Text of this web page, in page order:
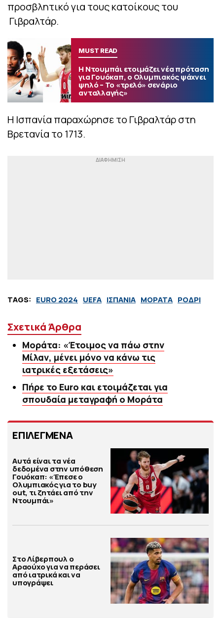
προσβλητικό για τους κατοίκους του
Γιβραλτάρ.
MUST READ
Η Ντουμπάι ετοιμάζει νέα πρόταση
για Γουόκαπ, ο Ολυμπιακός ψάχνει
ψηλό – Το «τρελό» σενάριο
ανταλλαγής»
Η Ισπανία παραχώρησε το Γιβραλτάρ στη
Βρετανία το 1713.
TAGS: EURO 2024 UEFA ΙΣΠΑΝΙΑ ΜΟΡΑΤΑ ΡΟΔΡΙ
Σχετικά Άρθρα
Μοράτα: «Έτοιμος να πάω στην
Μίλαν, μένει μόνο να κάνω τις
ιατρικές εξετάσεις»
Πήρε το Euro και ετοιμάζεται για
σπουδαία μεταγραφή ο Μοράτα
ΕΠΙΛΕΓΜΕΝΑ
Αυτά είναι τα νέα
δεδομένα στην υπόθεση
Γουόκαπ: «Έπεσε ο
Ολυμπιακός για το buy
out, τι ζητάει από την
Ντουμπάι»
Στο Λίβερπουλ ο
Αραούχο για να περάσει
από ιατρικά και να
υπογράψει